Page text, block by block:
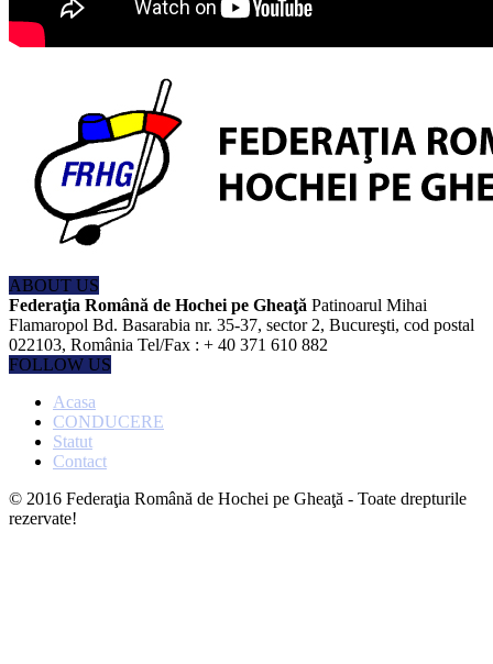
ABOUT US
Federaţia Română de Hochei pe Gheaţă Patinoarul Mihai
Flamaropol Bd. Basarabia nr. 35-37, sector 2, Bucureşti, cod postal
022103, România Tel/Fax : + 40 371 610 882
FOLLOW US
Acasa
CONDUCERE
Statut
Contact
© 2016 Federaţia Română de Hochei pe Gheaţă - Toate drepturile
rezervate!